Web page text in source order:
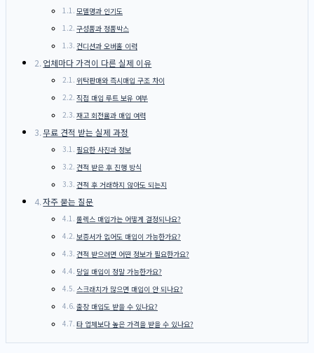
모델명과 인기도
구성품과 정품박스
컨디션과 오버홀 이력
업체마다 가격이 다른 실제 이유
위탁판매와 즉시매입 구조 차이
직접 매입 루트 보유 여부
재고 회전율과 매입 여력
무료 견적 받는 실제 과정
필요한 사진과 정보
견적 받은 후 진행 방식
견적 후 거래하지 않아도 되는지
자주 묻는 질문
롤렉스 매입가는 어떻게 결정되나요?
보증서가 없어도 매입이 가능한가요?
견적 받으려면 어떤 정보가 필요한가요?
당일 매입이 정말 가능한가요?
스크래치가 많으면 매입이 안 되나요?
출장 매입도 받을 수 있나요?
타 업체보다 높은 가격을 받을 수 있나요?